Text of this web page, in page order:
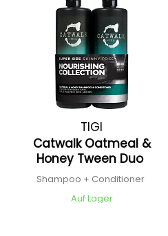
TIGI
Catwalk Oatmeal &
Honey Tween Duo
Shampoo + Conditioner
Auf Lager